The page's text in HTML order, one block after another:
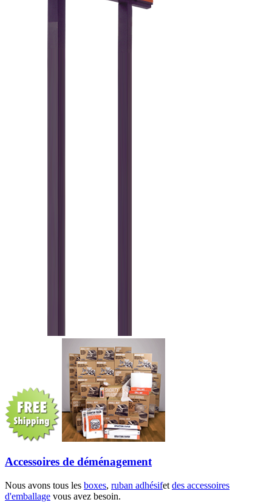
Accessoires de déménagement
Nous avons tous les boxes, ruban adhésifet des accessoires
d'emballage vous avez besoin.